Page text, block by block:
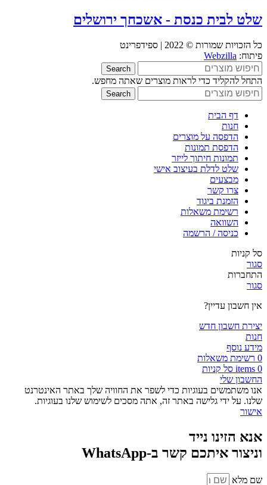
שלט לבית כנסת - אשכחך ירושלים
כל הזכויות שמורות © 2022 | ספידפרינט
פיתוח: Webzilla
Search
התחל להקליד כדי לראות מוצרים שאתה מחפש.
Search
דף הבית
חנות
הדפסה על מוצרים
הדפסת תמונות
תמונות חיתוך לייזר
שלט לדלת בעיצוב אישי
מבצעים
צרו קשר
הזמנת ביגוד
רשימת משאלות
השוואה
כניסה / הרשמה
סל קניות
סגור
התחברות
סגור
אין חשבון עדיין?
יצירת חשבון חדש
חנות
מידע נוסף
0 רשימת משאלות
0
items סל קניות
החשבון שלי
אנו משתמשים בעוגיות כדי לשפר את החוויה שלך באתר האינטרנט
שלנו. על ידי גלישה באתר זה, אתה מסכים לשימוש שלנו בעוגיות.
אישור
אנא הזינו נייד
וניצור איתכם קשר ב-WhatsApp
שם מלא